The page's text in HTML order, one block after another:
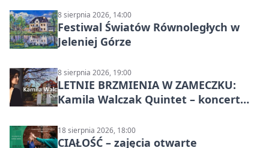
8 sierpnia 2026, 14:00
Festiwal Światów Równoległych w
Jeleniej Górze
8 sierpnia 2026, 19:00
LETNIE BRZMIENIA W ZAMECZKU:
Kamila Walczak Quintet – koncert
18 sierpnia 2026, 18:00
CIAŁOŚĆ – zajęcia otwarte